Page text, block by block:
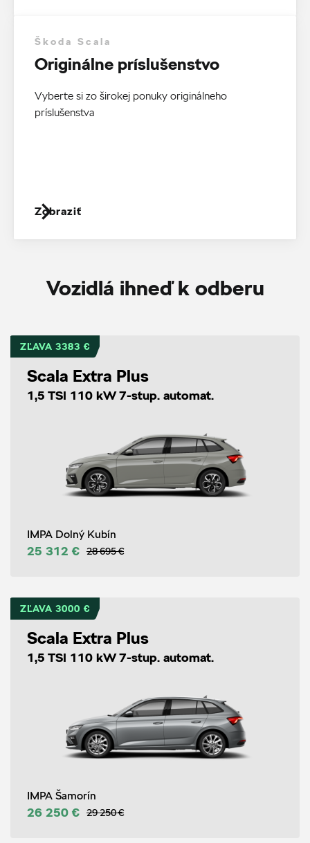
Škoda Scala
Originálne príslušenstvo
Vyberte si zo širokej ponuky originálneho
príslušenstva
Zobraziť
Vozidlá ihneď k odberu
ZĽAVA 3383 €
Scala Extra Plus
1,5 TSI 110 kW 7-stup. automat.
IMPA Dolný Kubín
25 312 € 28 695 €
ZĽAVA 3000 €
Scala Extra Plus
1,5 TSI 110 kW 7-stup. automat.
IMPA Šamorín
26 250 € 29 250 €